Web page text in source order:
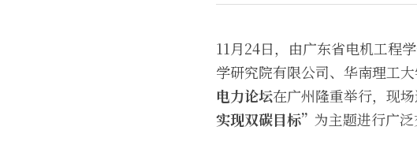
11月24日，由广东省电机工程
学研究院有限公司、华南理工
电力论坛在广州隆重举行，现
实现双碳目标” 为主题进行广泛